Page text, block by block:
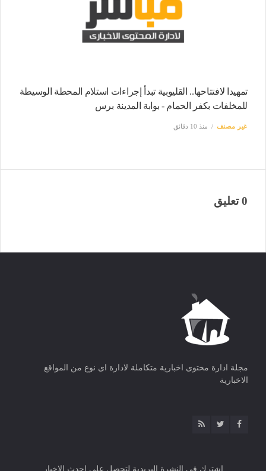
تمهيدا لافتتاحها.. القليوبية تبدأ إجراءات استلام المحطة الوسيطة
للمخلفات بكفر الحمام - بوابة المدينة برس
غير مصنف منذ 10 دقائق
0 تعليق
مجلة ادارة محتوى اخبارية متكاملة لادارة اى نوع من المواقع
الاخبارية
اشترك فى النشرة البريدية لتحصل على احدث الاخبار